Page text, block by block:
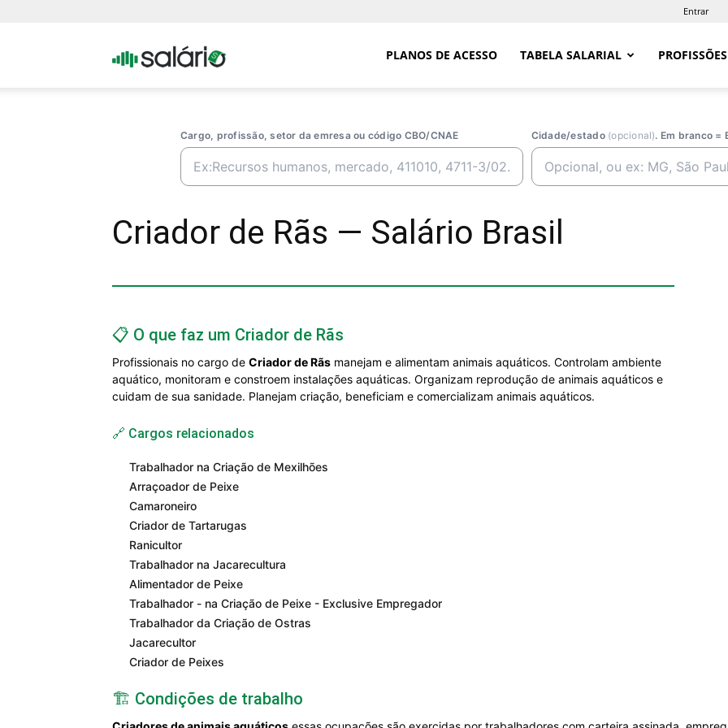
Entrar
Portal PLANOS DE ACESSO TABELA SALARIAL PROFISSÕES
Cargo, profissão, setor da emresa ou código CBO/CNAE Cidade/estado (opcional). Em branco =
Criador de Rãs — Salário Brasil
📋 O que faz um Criador de Rãs
Profissionais no cargo de Criador de Rãs manejam e alimentam animais aquáticos. Controlam ambiente
aquático, monitoram e constroem instalações aquáticas. Organizam reprodução de animais aquáticos e
cuidam de sua sanidade. Planejam criação, beneficiam e comercializam animais aquáticos.
🔗 Cargos relacionados
Trabalhador na Criação de Mexilhões
Arraçoador de Peixe
Camaroneiro
Criador de Tartarugas
Ranicultor
Trabalhador na Jacarecultura
Alimentador de Peixe
Trabalhador - na Criação de Peixe - Exclusive Empregador
Trabalhador da Criação de Ostras
Jacarecultor
Criador de Peixes
🏗️ Condições de trabalho